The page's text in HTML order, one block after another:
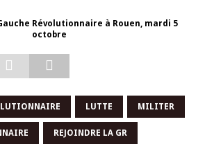
Révolutionnaire à Rouen, mardi 5
octobre
LUTTE MILITER
REJOINDRE LA GR